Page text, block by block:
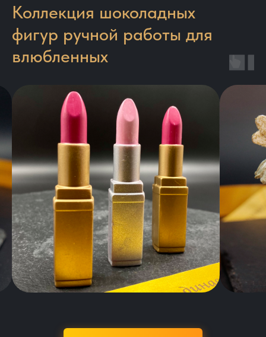
Коллекция шоколадных
фигур ручной работы для
влюбленных